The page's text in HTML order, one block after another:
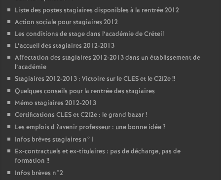
Liste des postes stagiaires disponibles à la rentrée 2012
Action sociale pour stagiaires 2012
Les conditions de stage dans l’académie de Créteil
L’accueil des stagiaires 2012-2013
Affectation des stagiaires 2012-2013 dans un établissement de
l’académie
Stagiaires 2012-2013 : Victoire sur leCLESet le C2I2e!!
Quelques conseils pour la rentrée des stagiaires
Mémo stagiaires 2012-2013
Certifications CLESet C2I2e : le grand bazar!
Les emplois d ?avenir professeur : une bonne idée?
Infos brèves stagiaires n°1
Ex-contractuels et ex-titulaires : pas de décharge, pas de
formation !!
Infos brèves n°2